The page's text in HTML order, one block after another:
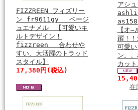
FIZZREEN フィズリー
ン fr9611gy ベージ
ュエナメル 【可愛いキ
ルトデザイン！
fizzreen 合わせや
すい、大活躍のトラッド
スタイル】
17,380円(税込)
アシ
【オ
躍！
可愛
ン。
カット
在